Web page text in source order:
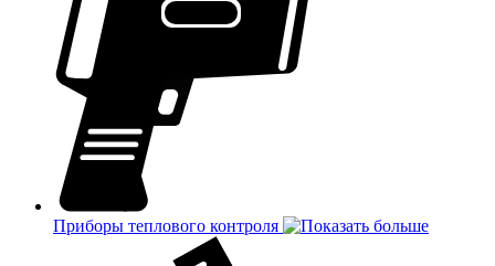
Приборы теплового контроля